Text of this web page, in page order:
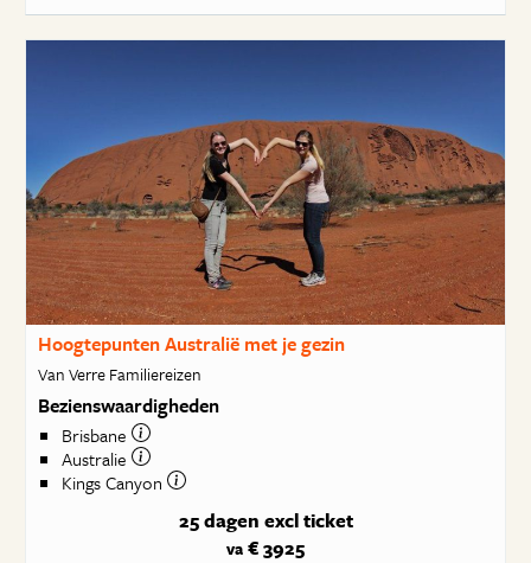
Hoogtepunten Australië met je gezin
Van Verre Familiereizen
Bezienswaardigheden
Brisbane
Australie
Kings Canyon
25 dagen excl ticket
va € 3925